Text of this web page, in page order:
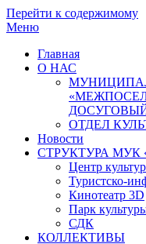
Перейти к содержимому
Меню
Главная
О НАС
ОТДЕЛ
Новости
СТРУКТУРА МУК
Центр
Туристско-
Кинотеатр 3D
Парк
СДК
КОЛЛЕКТИВЫ